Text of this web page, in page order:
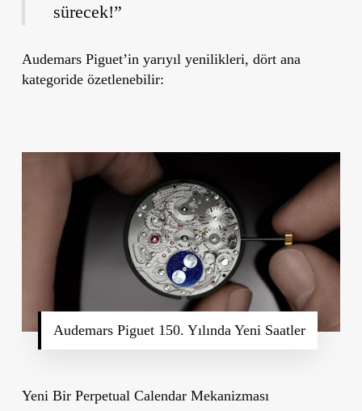
sürecek!”
Audemars Piguet’in yarıyıl yenilikleri, dört ana
kategoride özetlenebilir:
Audemars Piguet 150. Yılında Yeni Saatler
Yeni Bir Perpetual Calendar Mekanizması